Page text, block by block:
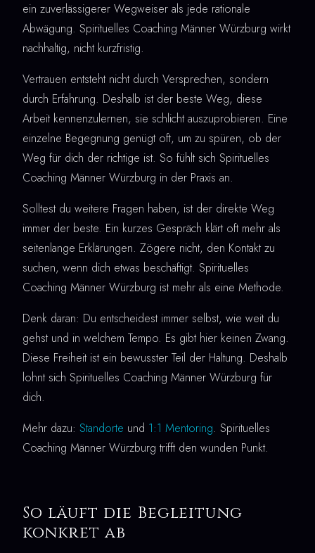
ein zuverlässigerer Wegweiser als jede rationale
Abwägung. Spirituelles Coaching Männer Würzburg wirkt
nachhaltig, nicht kurzfristig.
Vertrauen entsteht nicht durch Versprechen, sondern
durch Erfahrung. Deshalb ist der beste Weg, diese
Arbeit kennenzulernen, sie schlicht auszuprobieren. Eine
einzelne Begegnung genügt oft, um zu spüren, ob der
Weg für dich der richtige ist. So fühlt sich Spirituelles
Coaching Männer Würzburg in der Praxis an.
Solltest du weitere Fragen haben, ist der direkte Weg
immer der beste. Ein kurzes Gespräch klärt oft mehr als
seitenlange Erklärungen. Zögere nicht, den Kontakt zu
suchen, wenn dich etwas beschäftigt. Spirituelles
Coaching Männer Würzburg ist mehr als eine Methode.
Denk daran: Du entscheidest immer selbst, wie weit du
gehst und in welchem Tempo. Es gibt hier keinen Zwang.
Diese Freiheit ist ein bewusster Teil der Haltung. Deshalb
lohnt sich Spirituelles Coaching Männer Würzburg für
dich.
Mehr dazu: Standorte und 1:1 Mentoring. Spirituelles
Coaching Männer Würzburg trifft den wunden Punkt.
So läuft die Begleitung
konkret ab